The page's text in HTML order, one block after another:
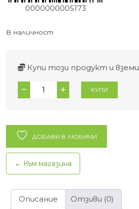
0000000005173
В наличност
Купи този продукт и вземи
количество
за
и
хвойна
КУПИ
ДОБАВИ В ЛЮБИМИ
← Към магазина
Описание Отзиви (0)